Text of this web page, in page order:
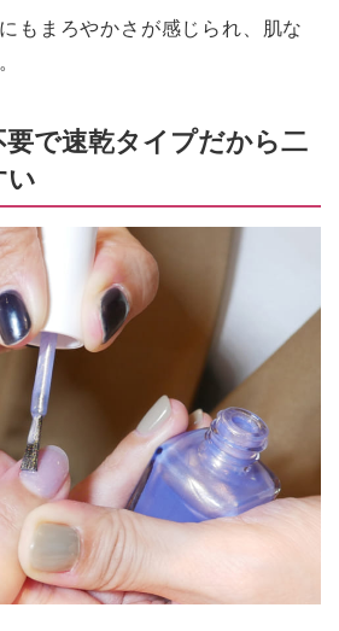
もまろやかさが感じられ、肌な
で速乾タイプだから二
い